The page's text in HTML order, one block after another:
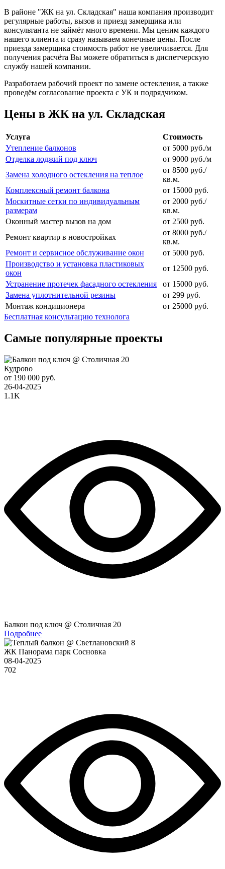
В районе "ЖК на ул. Складская" наша компания производит
регулярные работы, вызов и приезд замерщика или
консультанта не займёт много времени. Мы ценим каждого
нашего клиента и сразу называем конечные цены. После
приезда замерщика стоимость работ не увеличивается. Для
получения расчёта Вы можете обратиться в диспетчерскую
службу нашей компании.
Разработаем рабочий проект по замене остекления, а также
проведём согласование проекта с УК и подрядчиком.
Цены в ЖК на ул. Складская
Услуга
Стоимость
Утепление балконов
от 5000 руб./м
Отделка лоджий под ключ
от 9000 руб./м
Замена холодного остекления на теплое
от 8500 руб./
кв.м.
Комплексный ремонт балкона
от 15000 руб.
Москитные сетки по индивидуальным
размерам
от 2000 руб./
кв.м.
Оконный мастер вызов на дом
от 2500 руб.
Ремонт квартир в новостройках
от 8000 руб./
кв.м.
Ремонт и сервисное обслуживание окон
от 5000 руб.
Производство и установка пластиковых
окон
от 12500 руб.
Устранение протечек фасадного остекления
от 15000 руб.
Замена уплотнительной резины
от 299 руб.
Монтаж кондиционера
от 25000 руб.
Бесплатная консультацию технолога
Самые популярные проекты
Кудрово
от 190 000 руб.
26-04-2025
1.1K
Балкон под ключ @ Столичная 20
Подробнее
ЖК Панорама парк Сосновка
08-04-2025
702